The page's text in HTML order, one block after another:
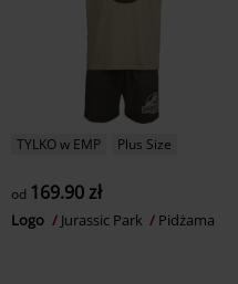
TYLKO w EMP Plus Size
od 169.90 zł
Logo Jurassic Park Pidżama